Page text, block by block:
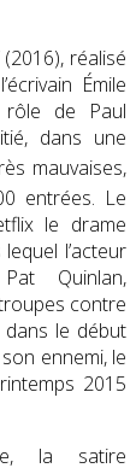
(2016), réalisé
Émile
de Paul
dans une
mauvaises,
entrées. Le
le drame
l’acteur
Quinlan,
contre
le début
ennemi, le
2015
la satire